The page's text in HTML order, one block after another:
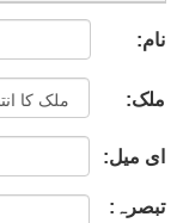
نام:
ملک:
ای میل:
تبصرہ: